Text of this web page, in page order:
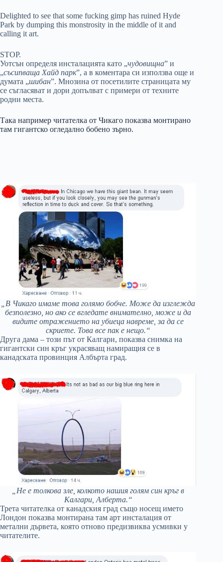
Delighted to see that some fucking gimp has ruined Hyde
Park by dumping this monstrosity in the middle of it and
calling it art.
STOP.
Уотсън определя инсталацията като „чудовищна” и
„съсипваща Хайд парк”, а в коментара си използва още и
думата „шибан”. Мнозина от посетилите страницата му
се съгласяват и дори допълват с примери от техните
родни места.
Така например читателка от Чикаго показва монтирано
там гигантско огледално бобено зърно.
„В Чикаго имаме това голямо бобче. Може да изглежда
безполезно, но ако се вгледате внимателно, може и да
видите отражението на убиеца навреме, за да се
скриете. Това все пак е нещо.“
Друга дама – този път от Калгари, показва снимка на
гигантски син кръг украсяващ намиращия се в
канадската провинция Албърта град.
„Не е толкова зле, колкото нашия голям син кръг в
Калгари, Алберта.“
Трета читателка от канадския град също носещ името
Лондон показва монтирана там арт инсталация от
метални дървета, която отново предизвиква усмивки у
читателите.